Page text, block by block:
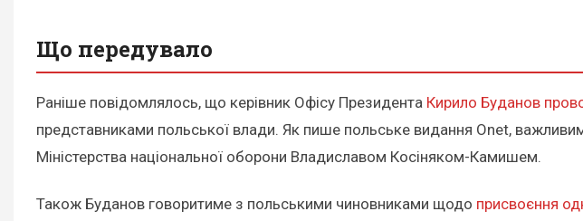
Що передувало
Раніше повідомлялось, що керівник Офісу Президента Кирило Буданов
представниками польської влади. Як пише польське видання Onet,
Міністерства національної оборони Владиславом Косіняком-Камишем.
Також Буданов говоритиме з польськими чиновниками щодо присвоєння